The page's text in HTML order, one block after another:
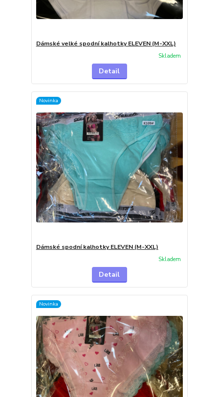
Dámské velké spodní kalhotky ELEVEN (M-XXL)
Skladem
Detail
Novinka
Dámské spodní kalhotky ELEVEN (M-XXL)
Skladem
Detail
Novinka